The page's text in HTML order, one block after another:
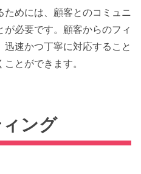
めには、顧客とのコミュニ
必要です。顧客からのフィ
速かつ丁寧に対応すること
とができます。
ング